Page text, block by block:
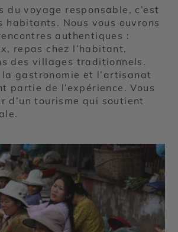
du voyage responsable, c’est
habitants. Nous vous ouvrons
authentiques :
repas chez l’habitant,
des villages traditionnels.
la gastronomie et l’artisanat
partie de l’expérience. Vous
d’un tourisme qui soutient